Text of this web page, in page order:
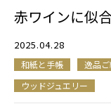
赤ワインに似
2025.04.28
和紙と手帳 逸品
ウッドジュエリー